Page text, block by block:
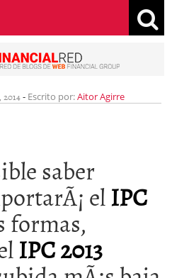
2014- Escrito por:Aitor Agirre
saber
elIPC
formas,
IPC 2013